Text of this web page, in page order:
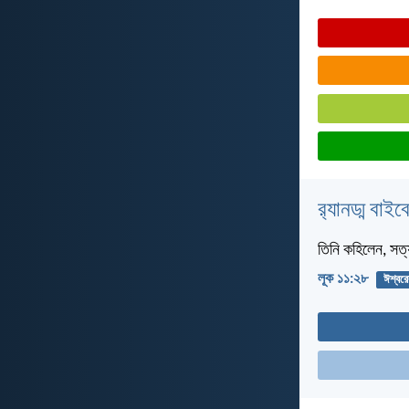
র‌্যানড্ম
তিনি কহিলেন,
লূক ১১:২৮